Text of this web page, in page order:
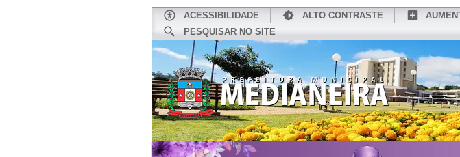
ACESSIBILIDADE ALTO CONTRASTE
PESQUISAR NO SITE
CONHEÇA MEDIANEIRA